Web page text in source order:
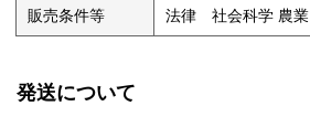
販売条件等 法律 社会科学 農業
発送について